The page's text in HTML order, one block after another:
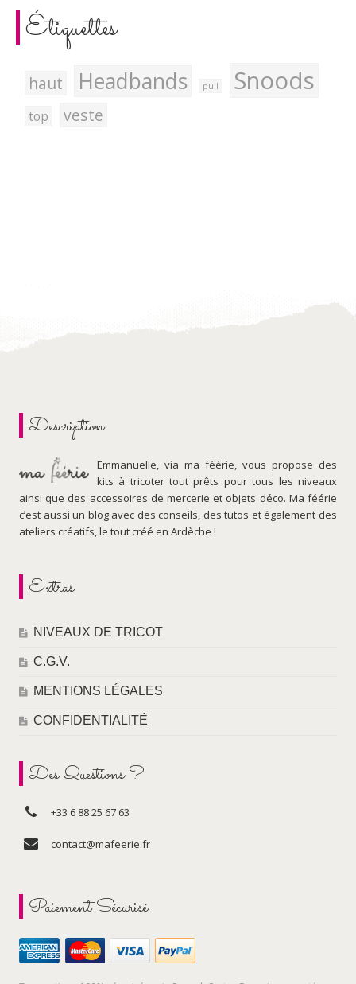
Étiquettes
haut Headbands pull Snoods
top veste
Description
Emmanuelle, via ma féérie, vous propose des
kits à tricoter tout prêts pour tous les niveaux
ainsi que des accessoires de mercerie et objets déco. Ma féérie
c’est aussi un blog avec des conseils, des tutos et également des
ateliers créatifs, le tout créé en Ardèche !
Extras
NIVEAUX DE TRICOT
C.G.V.
MENTIONS LÉGALES
CONFIDENTIALITÉ
Des Questions ?
+33 6 88 25 67 63
contact@mafeerie.fr
Paiement Sécurisé